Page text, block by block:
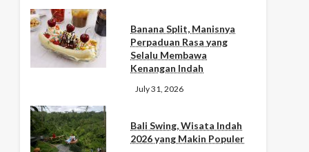
Banana Split, Manisnya
Perpaduan Rasa yang
Selalu Membawa
Kenangan Indah
July 31, 2026
Bali Swing, Wisata Indah
2026 yang Makin Populer